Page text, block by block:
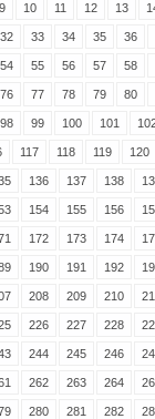
9 10 11 12 13
32 33 34 35 36
54 55 56 57 58
76 77 78 79 80
98 99 100 101
117 118 119 120
136 137 138
154 155 156
172 173 174
190 191 192
208 209 210
226 227 228
244 245 246
262 263 264
280 281 282